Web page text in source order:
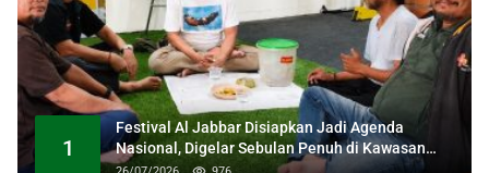
1
Festival Al Jabbar Disiapkan Jadi Agenda
Nasional, Digelar Sebulan Penuh di Kawasan
Masjid Raya Al Jabbar